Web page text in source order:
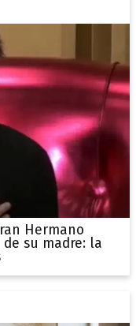
Hermano
su madre: la